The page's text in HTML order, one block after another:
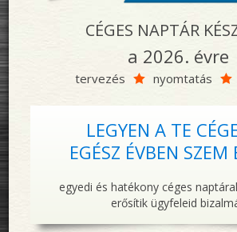
CÉGES NAPTÁR
a 2026. évre
tervezés  nyomtatás 
LEGYEN A TE
EGÉSZ ÉVBEN
egyedi és hatékony céges
erősítik ügyfeleid